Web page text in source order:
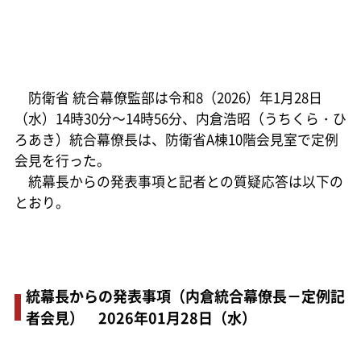
防衛省 統合幕僚監部は令和8（2026）年1月28日
（水）14時30分～14時56分、内倉浩昭（うちくら・ひ
ろあき）統合幕僚長は、防衛省A棟10階会見室で定例
会見を行った。
統幕長からの発表事項と記者との質疑応答は以下の
とおり。
統幕長からの発表事項（内倉統合幕僚長－定例記
者会見） 2026年01月28日（水）